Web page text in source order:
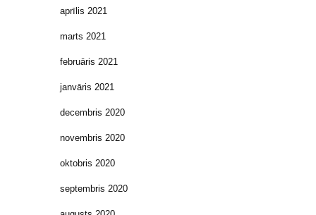
aprīlis 2021
marts 2021
februāris 2021
janvāris 2021
decembris 2020
novembris 2020
oktobris 2020
septembris 2020